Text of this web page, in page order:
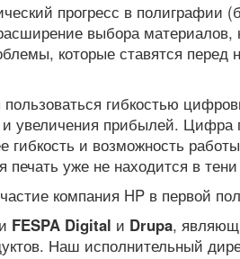
прогресс в полиграфии
выбора материалов,
которые ставятся перед
гибкостью
увеличения прибылей. Цифра
и возможность
печать уже не находится в
компания HP в первой
FESPA Digital и Drupa,
Наш исполнительный